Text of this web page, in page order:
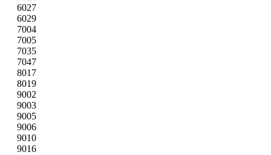
6027
6029
7004
7005
7035
7047
8017
8019
9002
9003
9005
9006
9010
9016